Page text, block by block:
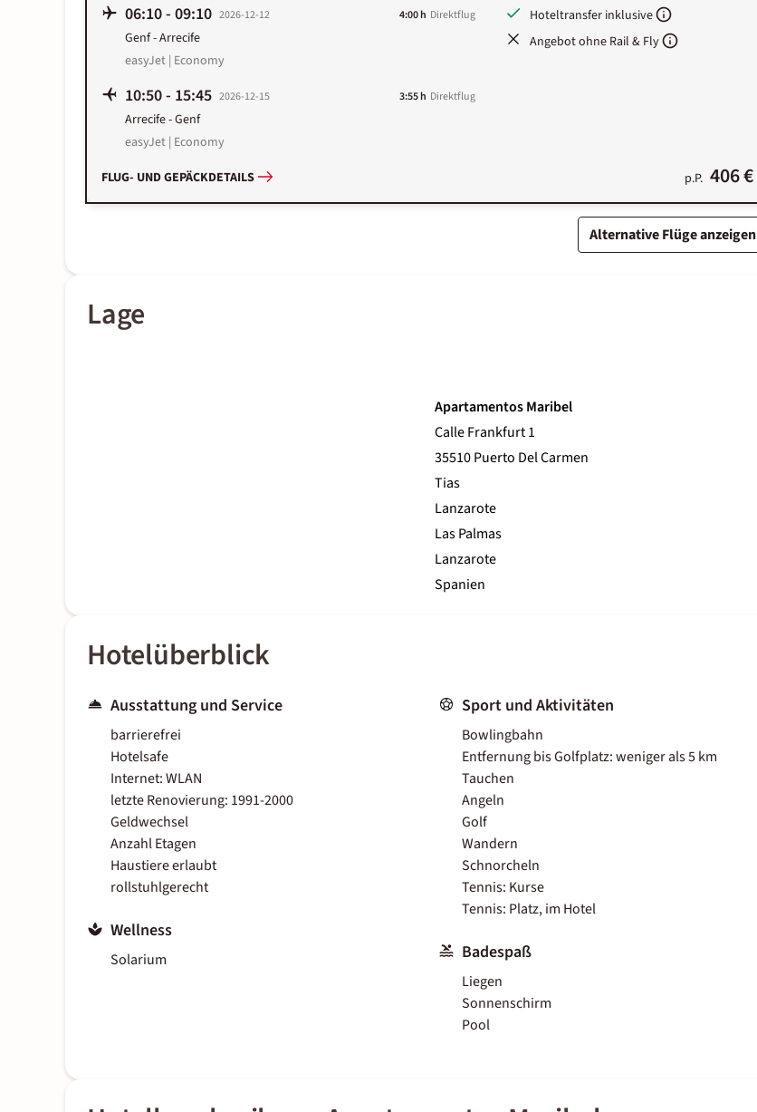
06:10- 09:10 2026-12-12 4:00 h Direktflug
Genf-Arrecife
easyJet | Economy
10:50- 15:45 2026-12-15 3:55 h Direktflug
Arrecife-Genf
easyJet | Economy
FLUG- UND GEPÄCKDETAILS
Hoteltransfer inklusive
Angebot ohne Rail & Fly
p.P. 406 €
Alternative Flüge anzeigen
Lage
Apartamentos Maribel
Calle Frankfurt 1
35510 Puerto Del Carmen
Tias
Lanzarote
Las Palmas
Lanzarote
Spanien
Hotelüberblick
Ausstattung und Service
barrierefrei
Hotelsafe
Internet: WLAN
letzte Renovierung: 1991-2000
Geldwechsel
Anzahl Etagen
Haustiere erlaubt
rollstuhlgerecht
Wellness
Solarium
Sport und Aktivitäten
Bowlingbahn
Entfernung bis Golfplatz: weniger als 5 km
Tauchen
Angeln
Golf
Wandern
Schnorcheln
Tennis: Kurse
Tennis: Platz, im Hotel
Badespaß
Liegen
Sonnenschirm
Pool